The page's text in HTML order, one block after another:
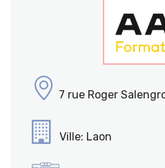
7 rue Roger
Ville: Laon